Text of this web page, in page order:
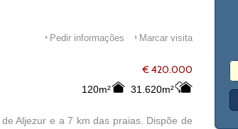
Marcar visita
Pedir informações
€ 420.000
120m² 31.620m²
Aljezur e a 7 km das praias. Dispõe de